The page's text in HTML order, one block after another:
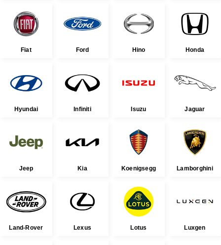
Fiat Ford Hino Honda
Hyundai Infiniti Isuzu Jaguar
Jeep Kia Koenigsegg Lamborghini
Land-Rover Lexus Lotus Luxgen